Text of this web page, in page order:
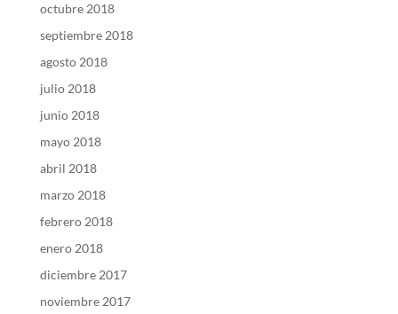
octubre 2018
septiembre 2018
agosto 2018
julio 2018
junio 2018
mayo 2018
abril 2018
marzo 2018
febrero 2018
enero 2018
diciembre 2017
noviembre 2017